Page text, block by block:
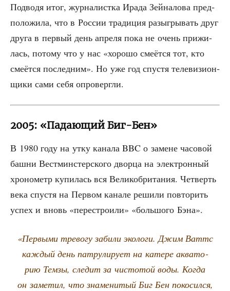
Под­во­дя итог, жур­на­лист­ка Ира­да Зей­на­ло­ва пред­
по­ло­жи­ла, что в Рос­сии тра­ди­ция разыг­ры­вать друг
дру­га в пер­вый день апре­ля пока не очень при­жи­
лась, пото­му что у нас «хоро­шо сме­ёт­ся тот, кто
сме­ёт­ся послед­ним». Но уже год спу­стя теле­ви­зи­он­
щи­ки сами себя опровергли.
2005: «Падающий Биг-Бен»
В 1980 году на утку кана­ла BBC о замене часо­вой
баш­ни Вест­мин­стер­ско­го двор­ца на элек­трон­ный
хро­но­метр купи­лась вся Вели­ко­бри­та­ния. Чет­верть
века спу­стя на Пер­вом кана­ле реши­ли повто­рить
успех и вновь «пере­стро­и­ли» «боль­шо­го Бэна».
«Пер­вы­ми тре­во­гу заби­ли эко­ло­ги. Джим Ваттс
каж­дый день пат­ру­ли­ру­ет на кате­ре аква­то­
рию Тем­зы, сле­дит за чисто­той воды. Когда
он заме­тил, что зна­ме­ни­тый Биг Бен поко­сил­ся,